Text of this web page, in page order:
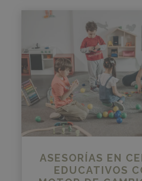
ASESORÍAS EN
EDUCATIVOS